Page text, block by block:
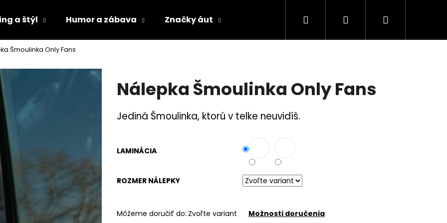
a štýl Humor a zábava Značky áut Rodina a bezpečnosť
Hľadať PrihlásenieNákupný
Šmoulinka Only Fans
Nálepka Šmoulinka Only Fans
Jediná Šmoulinka, ktorú v telke neuvidíš.
LAMINÁCIA
ROZMER NÁLEPKY
Môžeme doručiť do: Zvoľte variant Možnosti doručenia
Čo potrebujete nájsť?
HĽADAŤ
Odporúčame